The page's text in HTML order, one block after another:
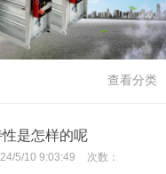
查看分类
是怎样的呢
5/10 9:03:49 次数：